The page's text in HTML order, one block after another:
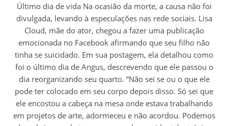
Último dia de vida Na ocasião da morte, a causa não foi
divulgada, levando à especulações nas rede sociais. Lisa
Cloud, mãe do ator, chegou a fazer uma publicação
emocionada no Facebook afirmando que seu filho não
tinha se suicidado. Em sua postagem, ela detalhou como
foi o último dia de Angus, descrevendo que ele passou o
dia reorganizando seu quarto. “Não sei se ou o que ele
pode ter colocado em seu corpo depois disso. Só sei que
ele encostou a cabeça na mesa onde estava trabalhando
em projetos de arte, adormeceu e não acordou. Podemos